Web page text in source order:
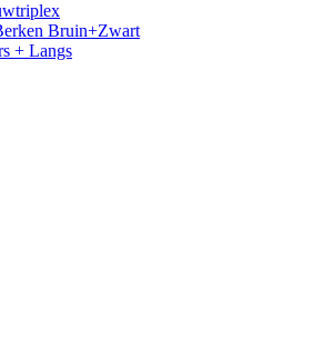
Bruin+Zwart
+ Langs